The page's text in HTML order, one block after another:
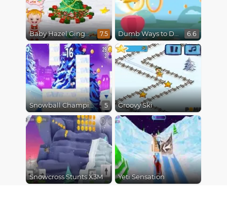
Baby Hazel Gingerbread House 7.5 Dumb Ways to Die 3: World Tour 6.6
Snowball Champions 5 Groovy Ski
Snowcross Stunts X3M Yeti Sensation